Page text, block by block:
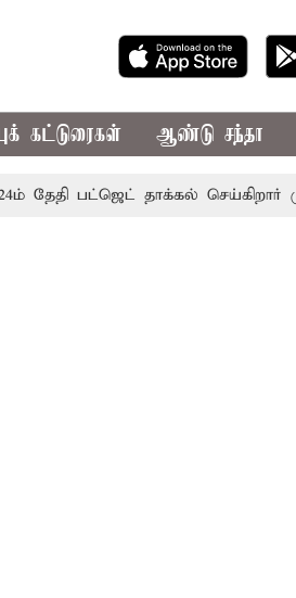
கட்டுரைகள் ஆண்டு சந்தா
பட்ஜெட் தாக்கல் செய்கிறார் முதல்-